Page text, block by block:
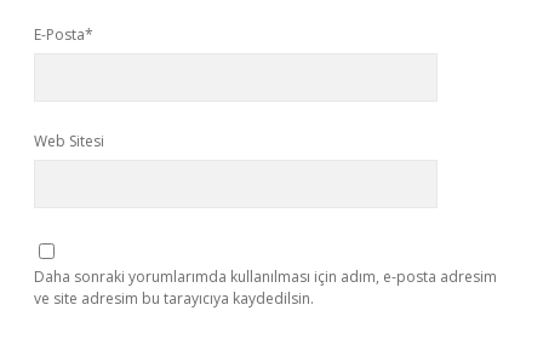
E-Posta*
Web Sitesi
Daha sonraki yorumlarımda kullanılması için adım, e-posta adresim
ve site adresim bu tarayıcıya kaydedilsin.